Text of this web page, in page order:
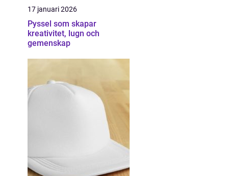
17 januari 2026
Pyssel som skapar
kreativitet, lugn och
gemenskap